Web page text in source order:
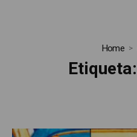
Home
Etiqueta: